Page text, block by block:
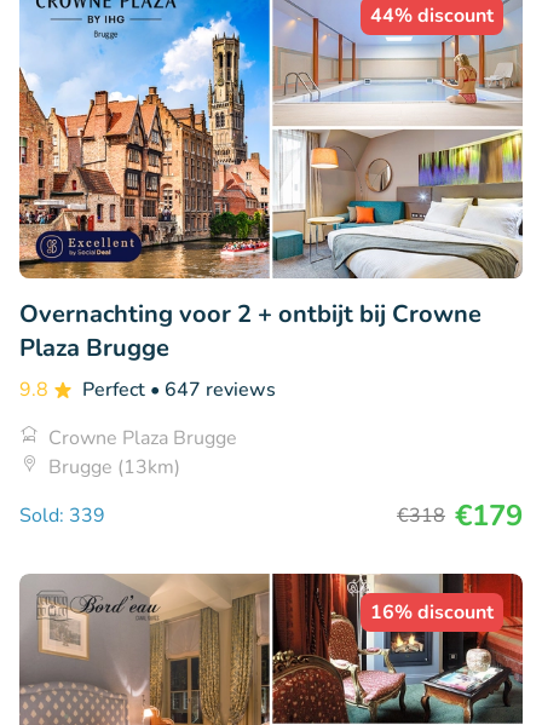
44% discount
Overnachting voor 2 + ontbijt bij Crowne
Plaza Brugge
9.8 Perfect • 647 reviews
Crowne Plaza Brugge
Brugge (13km)
Sold: 339
€318 €179
16% discount